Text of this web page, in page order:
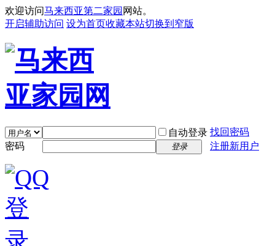
欢迎访问马来西亚第二家园 网站。
开启辅助访问 设为首页收藏本站切换到窄版
自动登录 找回密码
密码
登录 注册新用户